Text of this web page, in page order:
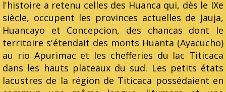
l'histoire a retenu celles des Huanca qui, dès le IXe
siècle, occupent les provinces actuelles de Jauja,
Huancayo et Concepcion, des chancas dont le
territoire s'étendait des monts Huanta (Ayacucho)
au rio Apurimac et les chefferies du lac Titicaca
dans les hauts plateaux du sud. Les petits états
lacustres de la région de Titicaca possédaient en